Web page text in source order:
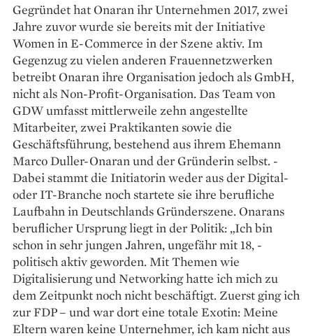
Gegründet hat Onaran ihr Unternehmen 2017, zwei
Jahre zuvor wurde sie bereits mit der Initiative
Women in E-Commerce in der Szene aktiv. Im
Gegenzug zu vielen anderen Frauennetzwerken
betreibt Onaran ihre Organisation jedoch als GmbH,
nicht als Non-Profit-Organisation. Das Team von
GDW umfasst mittlerweile zehn angestellte
Mitarbeiter, zwei Praktikanten sowie die
Geschäftsführung, bestehend aus ­ihrem Ehemann
Marco Duller-Onaran und der Gründerin selbst. ­
Dabei stammt die Initiatorin weder aus der Digital-
oder IT-Branche noch startete sie ihre berufliche
Laufbahn in Deutschlands ­Gründerszene. Onarans
beruflicher Ursprung liegt in der Politik: „Ich bin
schon in sehr jungen Jahren, ungefähr mit 18, ­
politisch aktiv geworden. Mit Themen wie
Digitalisierung und Networking hatte ich mich zu
dem Zeitpunkt noch nicht beschäftigt. Zuerst ging ich
zur FDP – und war dort eine totale Exotin: Meine
Eltern ­waren keine Unternehmer, ich kam nicht aus